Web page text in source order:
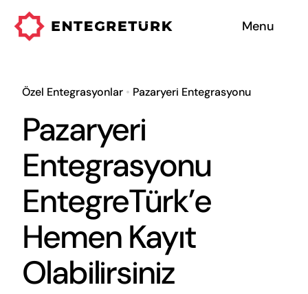
Skip
Menu
Neden Biz
Özel Entegrasyonlar• Pazaryeri Entegrasyonu
Pazaryeri
Entegrasyonu
EntegreTürk’e
Hemen Kayıt
Olabilirsiniz